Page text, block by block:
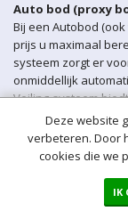
Auto bod (proxy
Bij een Autobod
prijs u maximaal
systeem zorgt er
onmiddellijk
Veiling-systeem
is bereikt.
Sluitingsmoment
Indien er op een
ontvangen binnen
sluitingsmoment
Deze website
verbeteren. Door
cookies die we
IK